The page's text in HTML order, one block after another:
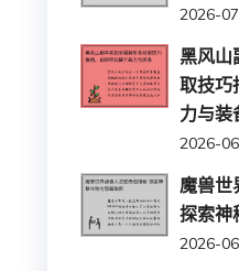
2026-
黑风山
取技巧
力与装
2026-
魔兽世
探索神
2026-